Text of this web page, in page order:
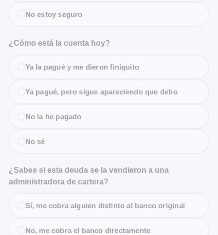
No estoy seguro
¿Cómo está la cuenta hoy?
Ya la pagué y me dieron finiquito
Ya pagué, pero sigue apareciendo que debo
No la he pagado
No sé
¿Sabes si esta deuda se la vendieron a una
administradora de cartera?
Sí, me cobra alguien distinto al banco original
No, me cobra el banco directamente